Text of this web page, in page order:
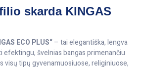
skarda KINGAS
ECO PLUS“– tai elegantiška, lengva
efektingu, švelnias bangas primenančiu
visų tipų gyvenamuosiuose, religiniuose,